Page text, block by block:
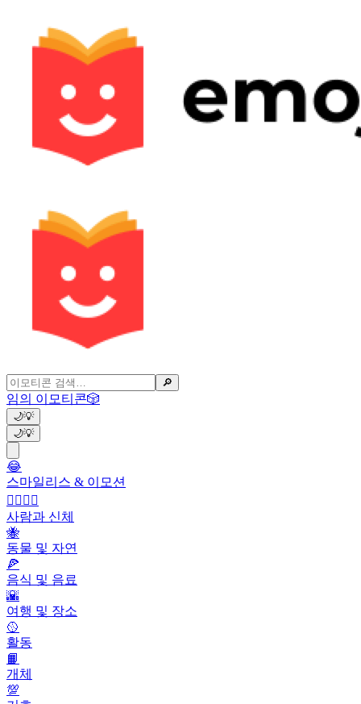
🔎
임의 이모티콘🎲
🌙💡
🌙💡
😂
스마일리스 & 이모션
👩‍❤️‍💋‍👨
사람과 신체
🐝
동물 및 자연
🍕
음식 및 음료
🌇
여행 및 장소
🥎
활동
📙
개체
💯